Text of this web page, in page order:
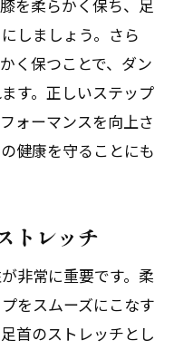
を柔らかく保ち、足
しましょう。さら
く保つことで、ダン
す。正しいステップ
ォーマンスを向上さ
健康を守ることにも
トレッチ
非常に重要です。柔
をスムーズにこなす
首のストレッチとし